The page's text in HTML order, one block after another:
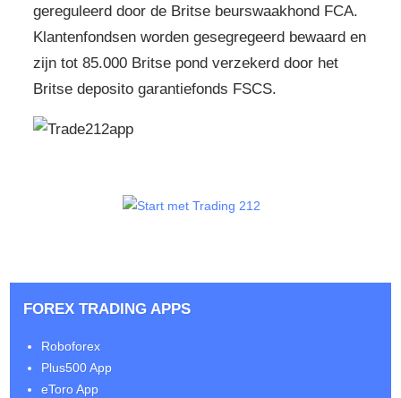
gereguleerd door de Britse beurswaakhond FCA.
Klantenfondsen worden gesegregeerd bewaard en
zijn tot 85.000 Britse pond verzekerd door het
Britse deposito garantiefonds FSCS.
FOREX TRADING APPS
Roboforex
Plus500 App
eToro App